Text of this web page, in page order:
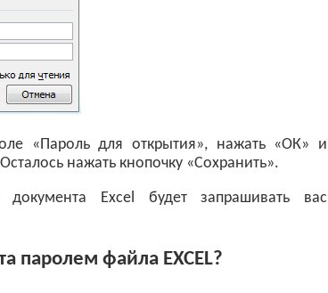
«Пароль для открытия», нажать «ОК» и
нажать кнопочку «Сохранить».
Excel будет запрашивать вас
паролем файла EXCEL?